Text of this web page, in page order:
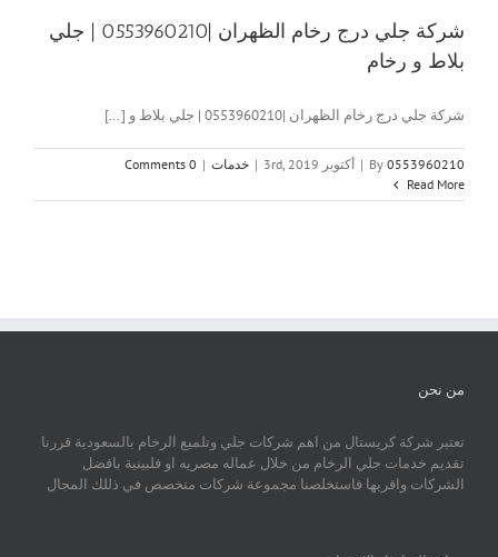
شركة جلي درج رخام الظهران |0553960210 | جلي
بلاط و رخام
شركة جلي درج رخام الظهران |0553960210 | جلي بلاط و [...]
By 0553960210
| أكتوبر 3rd, 2019 | خدمات |
0 Comments
Read More
من نحن
تعتبر شركة كريستال من اهم شركات جلي وتلميع الرخام بالسعودية قررنا
تقديم خدمات جلي الرخام من خلال عماله مصريه او فلبينية بافضل
الشركات واقربها فاستخلصنا مجموعة شركات متخصص في ذللك المجال